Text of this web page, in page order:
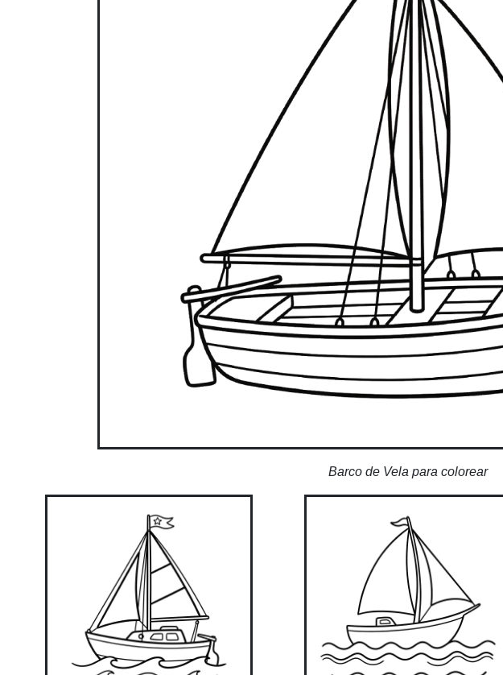
Barco de Vela para colorear